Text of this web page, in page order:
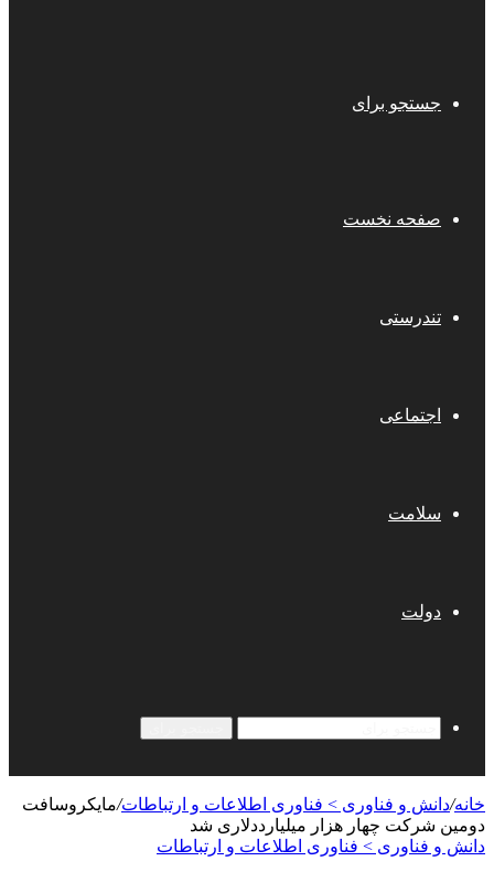
جستجو برای
صفحه نخست
تندرستی
اجتماعی
سلامت
دولت
خانه/دانش و فناوری > فناوری اطلاعات و ارتباطات/مایکروسافت
دومین شرکت چهار هزار میلیارددلاری شد
دانش و فناوری > فناوری اطلاعات و ارتباطات